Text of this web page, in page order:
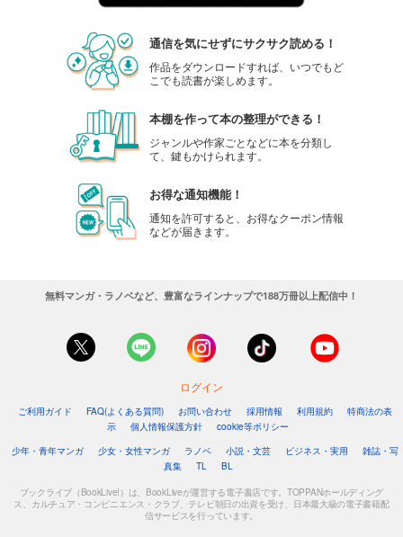
通信を気にせずにサクサク読める！
作品をダウンロードすれば、いつでもど
こでも読書が楽しめます。
本棚を作って本の整理ができる！
ジャンルや作家ごとなどに本を分類し
て、鍵もかけられます。
お得な通知機能！
通知を許可すると、お得なクーポン情報
などが届きます。
無料マンガ・ラノベなど、豊富なラインナップで188万冊以上配信中！
ログイン
ご利用ガイド FAQ(よくある質問) お問い合わせ 採用情報 利用規約
特商法の表
示
個人情報保護方針
cookie等ポリシー
少年・青年マンガ
少女・女性マンガ ラノベ 小説・文芸 ビジネス・実用
雑誌・写
真集
TL BL
ブックライブ（BookLive!）は、BookLiveが運営する電子書店です。TOPPANホールディング
ス、カルチュア・コンビニエンス・クラブ、テレビ朝日の出資を受け、日本最大級の電子書籍配
信サービスを行っています。